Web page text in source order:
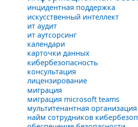
инцидентная поддержка
искусственный интеллект
ит аудит
ит аутсорсинг
календари
карточки данных
кибербезопасность
консультация
лицензирование
миграция
миграция microsoft teams
мультитенантная организация
найм сотрудников